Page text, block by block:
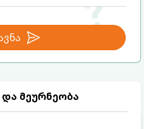
მეურნეობა